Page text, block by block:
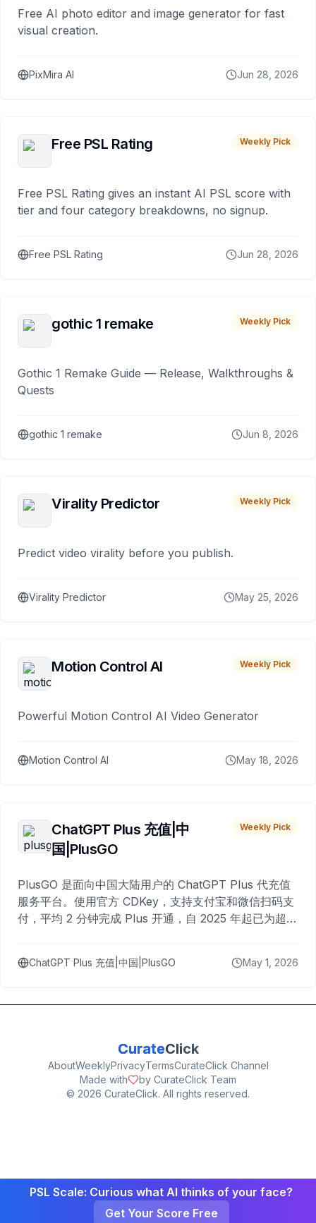
Free AI photo editor and image generator for fast
visual creation.
PixMira AI Jun 28, 2026
Free PSL Rating Weekly Pick
Free PSL Rating gives an instant AI PSL score with
tier and four category breakdowns, no signup.
Free PSL Rating Jun 28, 2026
gothic 1 remake Weekly Pick
Gothic 1 Remake Guide — Release, Walkthroughs &
Quests
gothic 1 remake Jun 8, 2026
Virality Predictor Weekly Pick
Predict video virality before you publish.
Virality Predictor May 25, 2026
Motion Control AI Weekly Pick
Powerful Motion Control AI Video Generator
Motion Control AI May 18, 2026
ChatGPT Plus 充值|中
国|PlusGO
Weekly Pick
PlusGO 是面向中国大陆用户的 ChatGPT Plus 代充值
服务平台。使用官方 CDKey，支持支付宝和微信扫码支
付，平均 2 分钟完成 Plus 开通，自 2025 年起已为超过
ChatGPT Plus 充值|中国|PlusGO May 1, 2026
CurateClick
AboutWeeklyPrivacyTermsCurateClick Channel
Made with
by CurateClick Team
© 2026 CurateClick. All rights reserved.
PSL Scale: Curious what AI thinks of your face?
Get Your Score Free